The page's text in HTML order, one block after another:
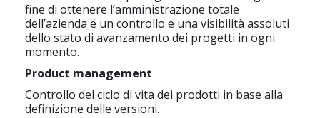
fine di ottenere l’amministrazione totale
dell’azienda e un controllo e una visibilità assoluti
dello stato di avanzamento dei progetti in ogni
momento.
Product management
Controllo del ciclo di vita dei prodotti in base alla
definizione delle versioni.